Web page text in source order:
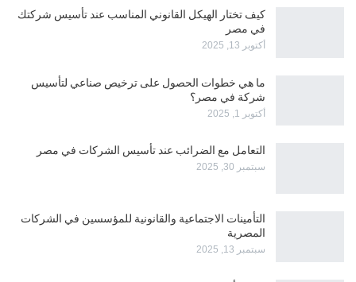
كيف تختار الهيكل القانوني المناسب عند تأسيس شركتك
في مصر
أكتوبر 13, 2025
ما هي خطوات الحصول على ترخيص صناعي لتأسيس
شركة في مصر؟
أكتوبر 1, 2025
التعامل مع الضرائب عند تأسيس الشركات في مصر
سبتمبر 30, 2025
التأمينات الاجتماعية والقانونية للمؤسسين في الشركات
المصرية
سبتمبر 13, 2025